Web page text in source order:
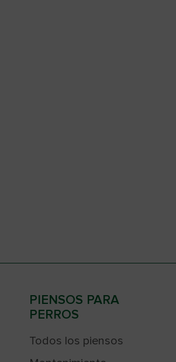
PIENSOS PARA
PERROS
Todos los piensos